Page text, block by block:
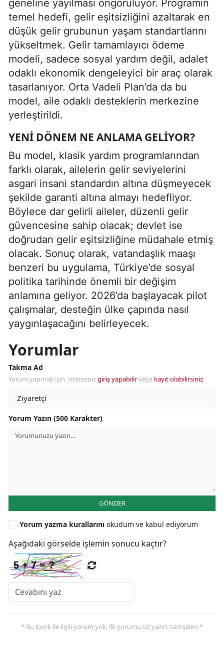
geneline yayılması öngörülüyor. Programın
temel hedefi, gelir eşitsizliğini azaltarak en
düşük gelir grubunun yaşam standartlarını
yükseltmek. Gelir tamamlayıcı ödeme
modeli, sadece sosyal yardım değil, adalet
odaklı ekonomik dengeleyici bir araç olarak
tasarlanıyor. Orta Vadeli Plan’da da bu
model, aile odaklı desteklerin merkezine
yerleştirildi.
YENI DÖNEM NE ANLAMA GELIYOR?
Bu model, klasik yardım programlarından
farklı olarak, ailelerin gelir seviyelerini
asgari insani standardın altına düşmeyecek
şekilde garanti altına almayı hedefliyor.
Böylece dar gelirli aileler, düzenli gelir
güvencesine sahip olacak; devlet ise
doğrudan gelir eşitsizliğine müdahale etmiş
olacak. Sonuç olarak, vatandaşlık maaşı
benzeri bu uygulama, Türkiye’de sosyal
politika tarihinde önemli bir değişim
anlamına geliyor. 2026’da başlayacak pilot
çalışmalar, desteğin ülke çapında nasıl
yaygınlaşacağını belirleyecek.
Yorumlar
Takma Ad
Yorum yapmak için, istersenizgiriş yapabilirveya kayıt olabilirsiniz.
Yorum Yazın (500 Karakter)
GÖNDER
Yorum yazma kurallarını okudum ve kabul ediyorum
Aşağıdaki görselde işlemin sonucu kaçtır?
* Bu içerik ile ilgili yorum yok, ilk yorumu siz yazın, tartışalım *